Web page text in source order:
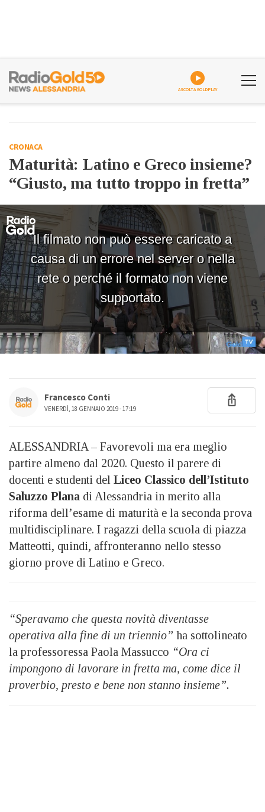
ASCOLTA GOLDPLAY
CRONACA
Maturità: Latino e Greco insieme?
“Giusto, ma tutto troppo in fretta”
Francesco Conti
VENERDÌ, 18 GENNAIO 2019 - 17:19
ALESSANDRIA – Favorevoli ma era meglio
partire almeno dal 2020. Questo il parere di
docenti e studenti del Liceo Classico dell’Istituto
Saluzzo Plana di Alessandria in merito alla
riforma dell’esame di maturità e la seconda prova
multidisciplinare. I ragazzi della scuola di piazza
Matteotti, quindi, affronteranno nello stesso
giorno prove di Latino e Greco.
“Speravamo che questa novità diventasse
operativa alla fine di un triennio” ha sottolineato
la professoressa Paola Massucco “Ora ci
impongono di lavorare in fretta ma, come dice il
proverbio, presto e bene non stanno insieme”.